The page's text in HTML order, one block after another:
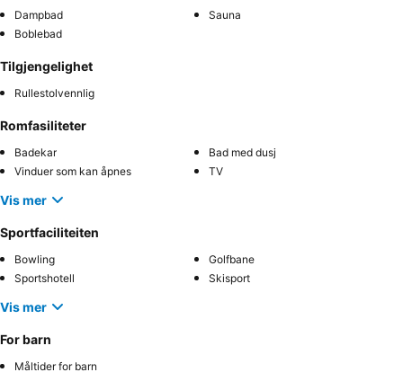
Dampbad
Sauna
Boblebad
Tilgjengelighet
Rullestolvennlig
Romfasiliteter
Badekar
Bad med dusj
Vinduer som kan åpnes
TV
Vis mer
Sportfaciliteiten
Bowling
Golfbane
Sportshotell
Skisport
Vis mer
For barn
Måltider for barn